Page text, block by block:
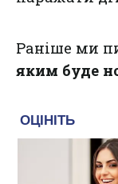
Раніше ми
яким буде